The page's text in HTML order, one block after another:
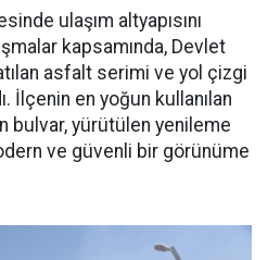
ulaşım altyapısını
kapsamında, Devlet
asfalt serimi ve yol çizgi
İlçenin en yoğun kullanılan
bulvar, yürütülen yenileme
ve güvenli bir görünüme